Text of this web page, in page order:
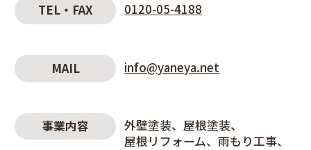
TEL・FAX
0120-05-4188
MAIL info@yaneya.net
事業内容 外壁塗装
屋根塗装
屋根リフォーム
雨もり工事